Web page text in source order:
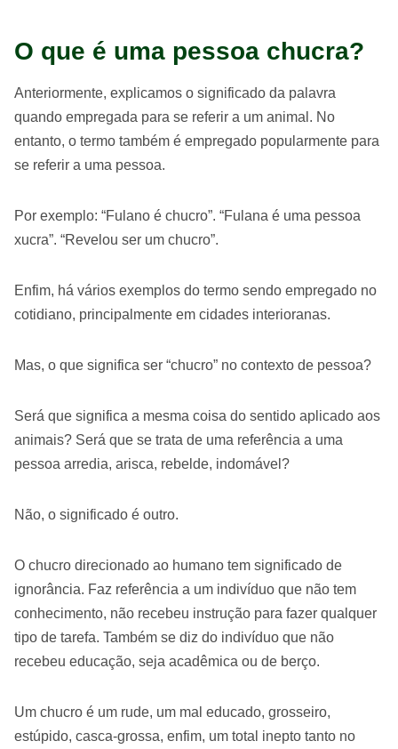
O que é uma pessoa chucra?
Anteriormente, explicamos o significado da palavra
quando empregada para se referir a um animal. No
entanto, o termo também é empregado popularmente para
se referir a uma pessoa.
Por exemplo: “Fulano é chucro”. “Fulana é uma pessoa
xucra”. “Revelou ser um chucro”.
Enfim, há vários exemplos do termo sendo empregado no
cotidiano, principalmente em cidades interioranas.
Mas, o que significa ser “chucro” no contexto de pessoa?
Será que significa a mesma coisa do sentido aplicado aos
animais? Será que se trata de uma referência a uma
pessoa arredia, arisca, rebelde, indomável?
Não, o significado é outro.
O chucro direcionado ao humano tem significado de
ignorância. Faz referência a um indivíduo que não tem
conhecimento, não recebeu instrução para fazer qualquer
tipo de tarefa. Também se diz do indivíduo que não
recebeu educação, seja acadêmica ou de berço.
Um chucro é um rude, um mal educado, grosseiro,
estúpido, casca-grossa, enfim, um total inepto tanto no